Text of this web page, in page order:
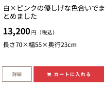
白×ピンクの優しげな色合いでま
とめました
13,200 円（税込）
長さ70×幅55×奥行23cm
詳細 カートに入れる